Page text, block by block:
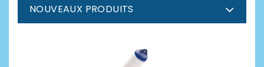
NOUVEAUX PRODUITS